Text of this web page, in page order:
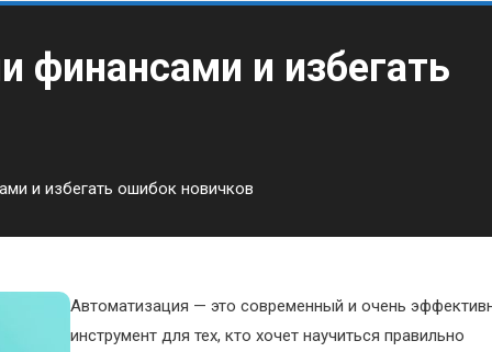
финансами и избегать
и избегать ошибок новичков
Автоматизация — это современный и очень
инструмент для тех, кто хочет научиться правильно